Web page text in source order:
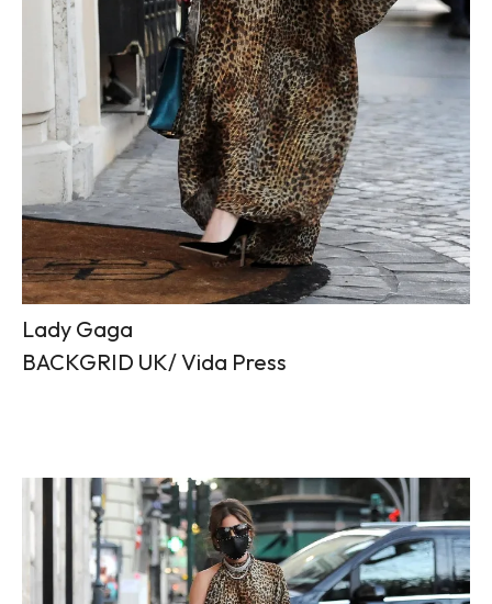
Lady Gaga
BACKGRID UK/ Vida Press